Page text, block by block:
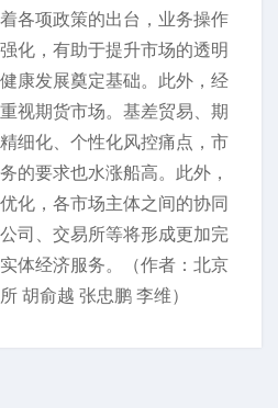
各项政策的出台，业务操作
化，有助于提升市场的透明
康发展奠定基础。此外，经
视期货市场。基差贸易、期
细化、个性化风控痛点，市
的要求也水涨船高。此外，
化，各市场主体之间的协同
司、交易所等将形成更加完
体经济服务。（作者：北京
胡俞越 张忠鹏 李维）